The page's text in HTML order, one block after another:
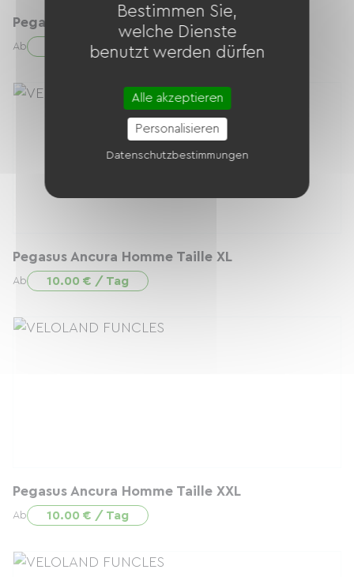
Pegasus Ancura Homme Taille L
Ab 10.00 € / Tag
Pegasus Ancura Homme Taille XL
Ab 10.00 € / Tag
Pegasus Ancura Homme Taille XXL
Ab 10.00 € / Tag
Bestimmen Sie,
welche Dienste
benutzt werden dürfen
Alle akzeptieren
Personalisieren
Datenschutzbestimmungen